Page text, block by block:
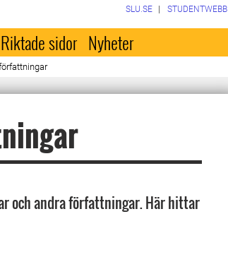
SLU.SE STUDENTWEBB
Riktade sidor Nyheter
och andra författningar. Här hittar